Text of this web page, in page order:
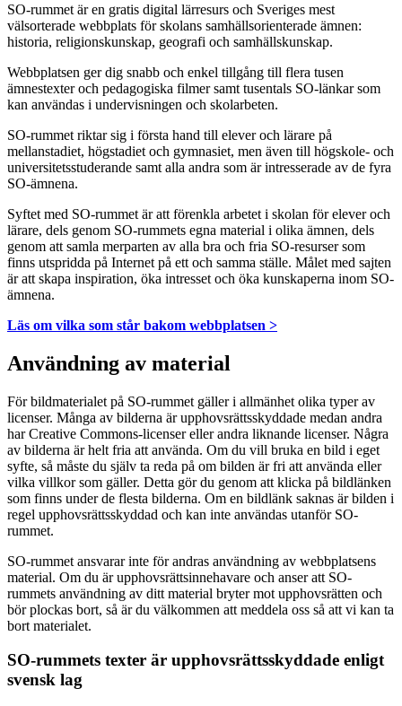
SO-rummet är en gratis digital lärresurs och Sveriges mest
välsorterade webbplats för skolans samhällsorienterade ämnen:
historia, religionskunskap, geografi och samhällskunskap.
Webbplatsen ger dig snabb och enkel tillgång till flera tusen
ämnestexter och pedagogiska filmer samt tusentals SO-länkar som
kan användas i undervisningen och skolarbeten.
SO-rummet riktar sig i första hand till elever och lärare på
mellanstadiet, högstadiet och gymnasiet, men även till högskole- och
universitetsstuderande samt alla andra som är intresserade av de fyra
SO-ämnena.
Syftet med SO-rummet är att förenkla arbetet i skolan för elever och
lärare, dels genom SO-rummets egna material i olika ämnen, dels
genom att samla merparten av alla bra och fria SO-resurser som
finns utspridda på Internet på ett och samma ställe. Målet med sajten
är att skapa inspiration, öka intresset och öka kunskaperna inom SO-
ämnena.
Läs om vilka som står bakom webbplatsen >
Användning av material
För bildmaterialet på SO-rummet gäller i allmänhet olika typer av
licenser. Många av bilderna är upphovsrättsskyddade medan andra
har Creative Commons-licenser eller andra liknande licenser. Några
av bilderna är helt fria att använda. Om du vill bruka en bild i eget
syfte, så måste du själv ta reda på om bilden är fri att använda eller
vilka villkor som gäller. Detta gör du genom att klicka på bildlänken
som finns under de flesta bilderna. Om en bildlänk saknas är bilden i
regel upphovsrättsskyddad och kan inte användas utanför SO-
rummet.
SO-rummet ansvarar inte för andras användning av webbplatsens
material. Om du är upphovsrättsinnehavare och anser att SO-
rummets användning av ditt material bryter mot upphovsrätten och
bör plockas bort, så är du välkommen att meddela oss så att vi kan ta
bort materialet.
SO-rummets texter är upphovsrättsskyddade enligt
svensk lag